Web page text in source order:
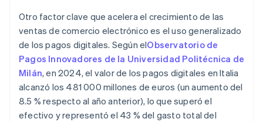
Otro factor clave que acelera el crecimiento de las
ventas de comercio electrónico es el uso generalizado
de los pagos digitales. Según elObservatorio de
Pagos Innovadores de la Universidad Politécnica de
Milán, en 2024, el valor de los pagos digitales en Italia
alcanzó los 481 000 millones de euros (un aumento del
8.5 % respecto al año anterior), lo que superó el
efectivo y representó el 43 % del gasto total del